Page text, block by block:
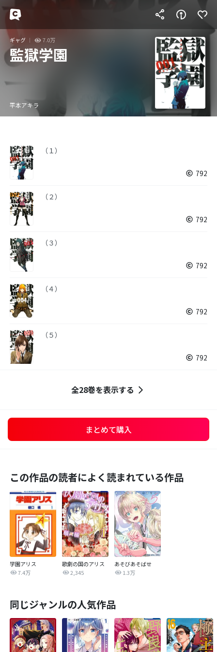
ギャグ 7.0万
監獄学園
平本アキラ
（１）
792
（２）
792
（３）
792
（４）
792
（５）
792
全28巻を表示する
まとめて購入
この作品の読者によく読まれている作品
学園アリス
7.4万
歌劇の国のアリス
2,345
あそびあそばせ
1.3万
同じジャンルの人気作品